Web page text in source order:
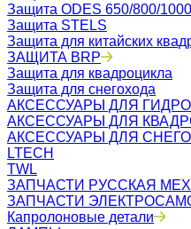
Защита ODES 650/800/1000
Защита STELS
Защита для китайских
ЗАЩИТА BRP
Защита для квадроцикла
Защита для снегохода
АКСЕССУАРЫ ДЛЯ
АКСЕССУАРЫ ДЛЯ
АКСЕССУАРЫ ДЛЯ
LTECH
TWL
ЗАПЧАСТИ РУССКАЯ
ЗАПЧАСТИ
Капролоновые детали